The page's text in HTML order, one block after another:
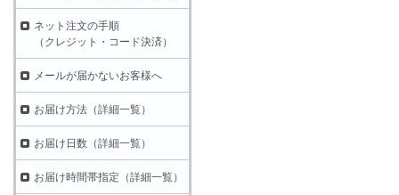
ネット注文の手順
（クレジット・コード決済）
メールが届かないお客様へ
お届け方法（詳細一覧）
お届け日数（詳細一覧）
お届け時間帯指定（詳細一覧）